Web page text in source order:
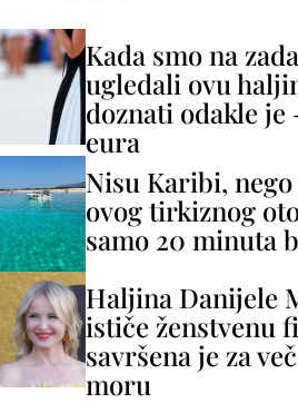
Kada smo na
ugledali ovu
doznati odakle je
eura
Nisu Karibi,
ovog tirkiznog
samo 20 minuta
Haljina Danijele
ističe ženstvenu
savršena je za
moru